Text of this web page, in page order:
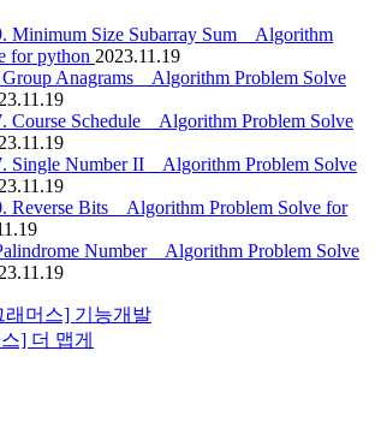
Minimum Size Subarray Sum _ Algorithm
for python 2023.11.19
Anagrams _ Algorithm Problem Solve
Course Schedule _ Algorithm Problem Solve
Single Number II _ Algorithm Problem Solve
Reverse Bits _ Algorithm Problem Solve for
Number _ Algorithm Problem Solve
래머스] 기능개발
] 더 맵게